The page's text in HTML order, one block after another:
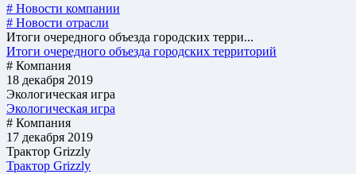
# Новости компании
# Новости отрасли
Итоги очередного объезда городских терри...
Итоги очередного объезда городских территорий
# Компания
18 декабря 2019
Экологическая игра
Экологическая игра
# Компания
17 декабря 2019
Трактор Grizzly
Трактор Grizzly